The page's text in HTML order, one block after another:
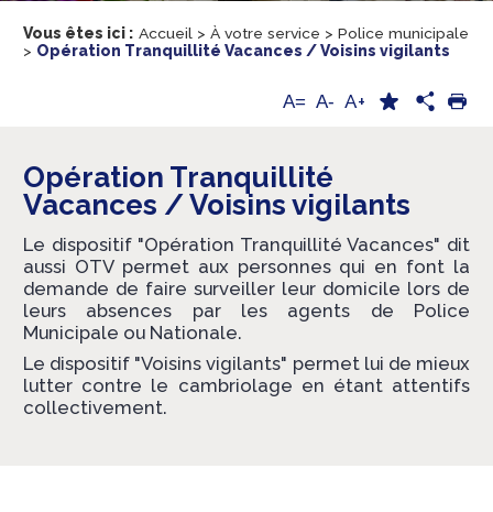
Vous êtes ici : Accueil > À votre service > Police municipale
> Opération Tranquillité Vacances / Voisins vigilants
A= A- A+
Opération Tranquillité
Vacances / Voisins vigilants
Le dispositif "Opération Tranquillité Vacances" dit
aussi OTV permet aux personnes qui en font la
demande de faire surveiller leur domicile lors de
leurs absences par les agents de Police
Municipale ou Nationale.
Le dispositif "Voisins vigilants" permet lui de mieux
lutter contre le cambriolage en étant attentifs
collectivement.